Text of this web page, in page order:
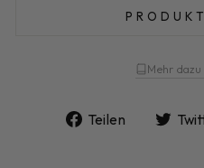
Mehr
Teilen
Auf